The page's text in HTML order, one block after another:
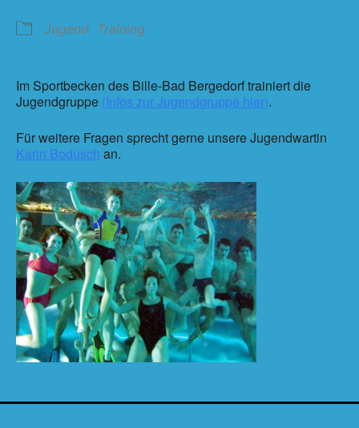
Jugend Training
Im Sportbecken des Bille-Bad Bergedorf trainiert die
Jugendgruppe (Infos zur Jugendgruppe hier).
Für weitere Fragen sprecht gerne unsere Jugendwartin
Karin Bodusch an.